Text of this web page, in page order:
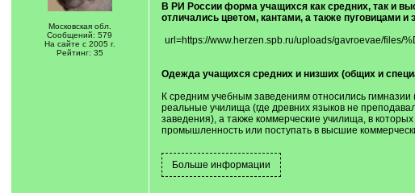
Московская обл.
Сообщений: 579
На сайте с 2005 г.
Рейтинг: 35
В РИ России форма учащихся как средних, так и
отличались цветом, кантами, а также пуговицами
url=https://www.herzen.spb.ru/uploads/gavroevae/
Одежда учащихся средних и низших (общих и
К средним учебным заведениям относились гимназии
реальные училища (где древних языков не
заведения), а также коммерческие училища, в
промышленность или поступать в высшие